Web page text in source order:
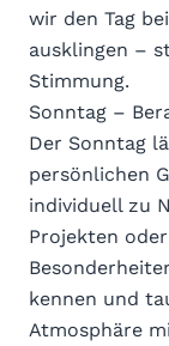
wir den Tag
ausklingen –
Stimmung.
Sonntag –
Der Sonntag
persönlichen
individuell zu
Projekten
kennen und
Atmosphäre